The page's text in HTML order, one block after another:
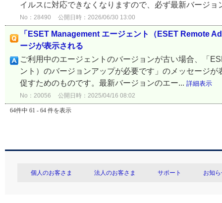
イルスに対応できなくなりますので、必ず最新バージ
No：28490 公開日時：2026/06/30 13:00
「ESET Management エージェント（ESET Remote
ージが表示される
ご利用中のエージェントのバージョンが古い場合、「
ント）のバージョンアップが必要です」のメッセージ
促すためのものです。最新バージョンのエー... 詳細表示
No：20056 公開日時：2025/04/16 08:02
64件中 61 - 64 件を表示
個人のお客さま 法人のお客さま サポート お知